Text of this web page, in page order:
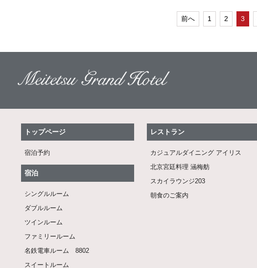
前へ 1 2 3
トップページ
宿泊予約
宿泊
シングルルーム
ダブルルーム
ツインルーム
ファミリールーム
名鉄電車ルーム 8802
スイートルーム
レストラン
カジュアルダイニング アイリス
北京宮廷料理 涵梅舫
スカイラウンジ203
朝食のご案内